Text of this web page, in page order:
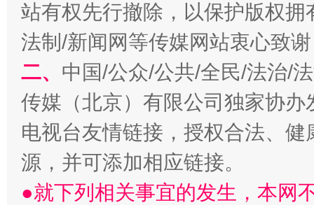
全民健身五年计划来了！等你上场
站有权先行撤除，以保护版权
法制/新闻网等传媒网站衷心致
二、 中国/公众/公共/全民/法治/
传媒（北京）有限公司独家协
电视台友情链接，授权合法、
源，并可添加相应链接。
●就下列相关事宜的发生，本网